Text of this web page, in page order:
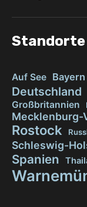
Standorte
Auf See Bayern
Deutschland
Großbritannien
Mecklenburg-
Rostock
Schleswig-
Spanien